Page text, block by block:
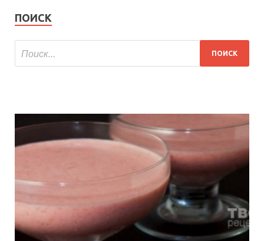
ПОИСК